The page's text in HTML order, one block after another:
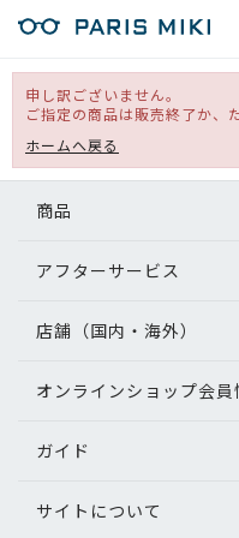
申し訳ございません。
ご指定の商品は販売終了か、
ホームへ戻る
商品
アフターサービス
店舗（国内・海外）
オンラインショップ会員
ガイド
サイトについて